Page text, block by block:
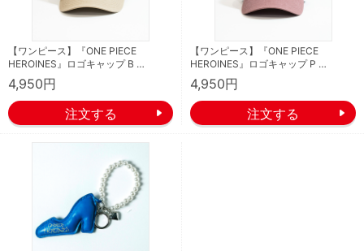
【ワンピース】『ONE PIECE
HEROINES』ロゴキャップ B …
4,950円
【ワンピース】『ONE PIECE
HEROINES』ロゴキャップ P …
4,950円